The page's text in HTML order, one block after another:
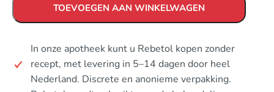
TOEVOEGEN AAN WINKELWAGEN
In onze apotheek kunt u Rebetol kopen zonder
recept, met levering in 5–14 dagen door heel
Nederland. Discrete en anonieme verpakking.